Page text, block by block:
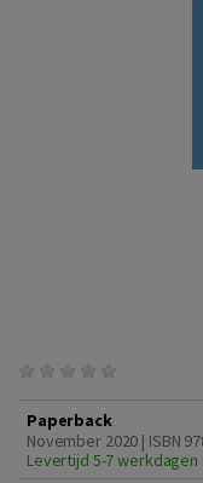
Paperback
November 2020 | ISBN
Levertijd 5-7 werkdagen